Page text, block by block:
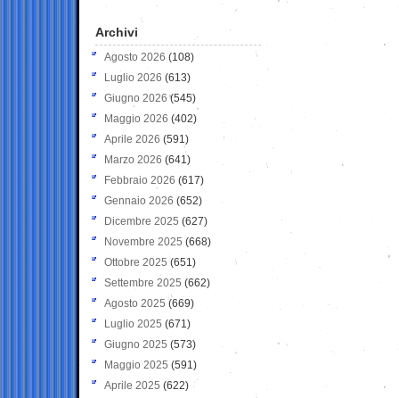
Archivi
Agosto 2026 (108)
Luglio 2026 (613)
Giugno 2026 (545)
Maggio 2026 (402)
Aprile 2026 (591)
Marzo 2026 (641)
Febbraio 2026 (617)
Gennaio 2026 (652)
Dicembre 2025 (627)
Novembre 2025 (668)
Ottobre 2025 (651)
Settembre 2025 (662)
Agosto 2025 (669)
Luglio 2025 (671)
Giugno 2025 (573)
Maggio 2025 (591)
Aprile 2025 (622)